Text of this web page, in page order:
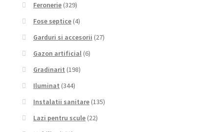
Feronerie (329)
Fose septice (4)
Garduri si accesorii (27)
Gazon artificial (6)
Gradinarit (198)
Iluminat (344)
Instalatii sanitare (135)
Lazi pentru scule (22)